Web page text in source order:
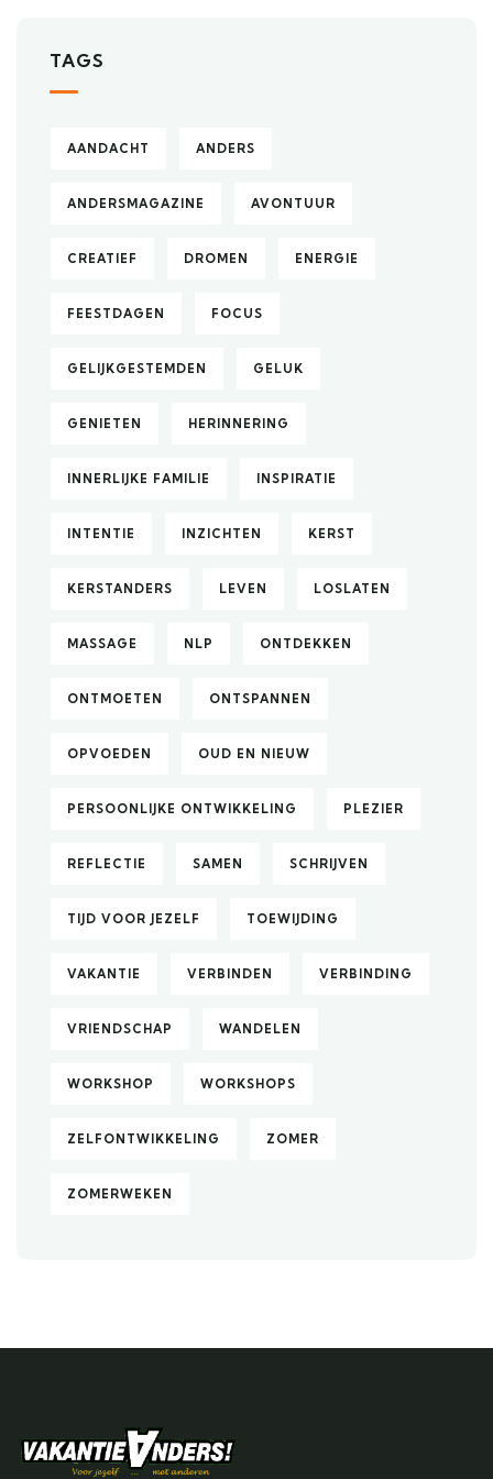
TAGS
AANDACHT ANDERS
ANDERSMAGAZINE AVONTUUR
CREATIEF DROMEN ENERGIE
FEESTDAGEN FOCUS
GELIJKGESTEMDEN GELUK
GENIETEN HERINNERING
INNERLIJKE FAMILIE INSPIRATIE
INTENTIE INZICHTEN KERST
KERSTANDERS LEVEN LOSLATEN
MASSAGE NLP ONTDEKKEN
ONTMOETEN ONTSPANNEN
OPVOEDEN OUD EN NIEUW
PERSOONLIJKE ONTWIKKELING PLEZIER
REFLECTIE SAMEN SCHRIJVEN
TIJD VOOR JEZELF TOEWIJDING
VAKANTIE VERBINDEN VERBINDING
VRIENDSCHAP WANDELEN
WORKSHOP WORKSHOPS
ZELFONTWIKKELING ZOMER
ZOMERWEKEN